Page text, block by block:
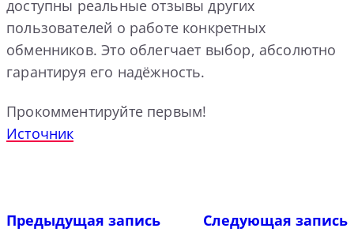
доступны реальные отзывы других
пользователей о работе конкретных
обменников. Это облегчает выбор, абсолютно
гарантируя его надёжность.
Прокомментируйте первым!
Источник
Предыдущая запись Следующая запись